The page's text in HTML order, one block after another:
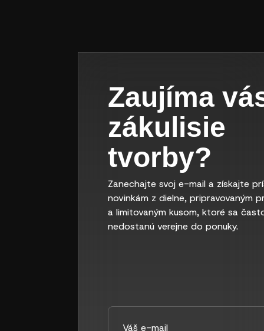
Zaujíma
zákulisie
tvorby?
Zanechajte svoj e-mail a získajte
novinkám z dielne, pripravovaným
a limitovaným kusom, ktoré sa
nedostanú verejne do ponuky.